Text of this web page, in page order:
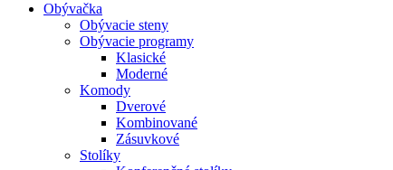
Obývačka
Obývacie steny
Obývacie programy
Klasické
Moderné
Komody
Dverové
Kombinované
Zásuvkové
Stolíky